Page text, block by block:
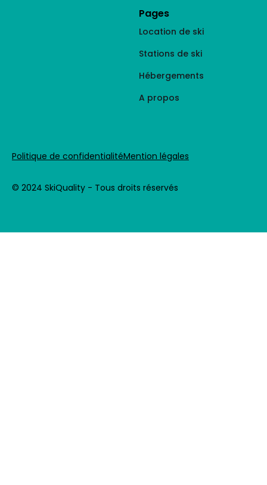
Pages
Location de ski
Stations de ski
Hébergements
A propos
© 2024 SkiQuality - Tous droits réservés
Politique de confidentialitéMention légales